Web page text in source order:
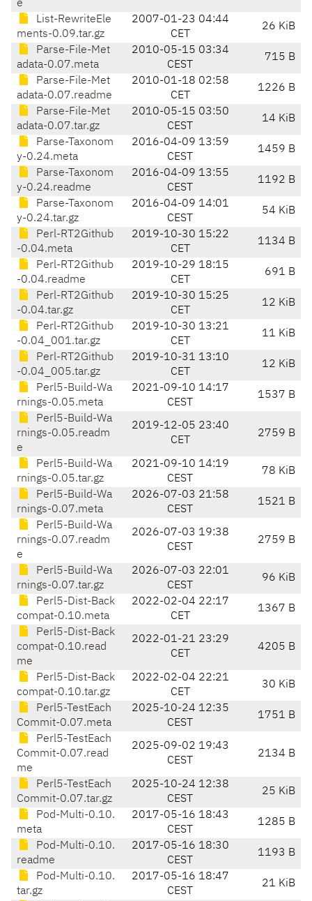
e
List-RewriteEle
ments-0.09.tar.gz
2007-01-23 04:44
CET
26 KiB
Parse-File-Met
adata-0.07.meta
2010-05-15 03:34
CEST
715 B
Parse-File-Met
adata-0.07.readme
2010-01-18 02:58
CET
1226 B
Parse-File-Met
adata-0.07.tar.gz
2010-05-15 03:50
CEST
14 KiB
Parse-Taxonom
y-0.24.meta
2016-04-09 13:59
CEST
1459 B
Parse-Taxonom
y-0.24.readme
2016-04-09 13:55
CEST
1192 B
Parse-Taxonom
y-0.24.tar.gz
2016-04-09 14:01
CEST
54 KiB
Perl-RT2Github
-0.04.meta
2019-10-30 15:22
CET
1134 B
Perl-RT2Github
-0.04.readme
2019-10-29 18:15
CET
691 B
Perl-RT2Github
-0.04.tar.gz
2019-10-30 15:25
CET
12 KiB
Perl-RT2Github
-0.04_001.tar.gz
2019-10-30 13:21
CET
11 KiB
Perl-RT2Github
-0.04_005.tar.gz
2019-10-31 13:10
CET
12 KiB
Perl5-Build-Wa
rnings-0.05.meta
2021-09-10 14:17
CEST
1537 B
Perl5-Build-Wa
rnings-0.05.readm
e
2019-12-05 23:40
CET
2759 B
Perl5-Build-Wa
rnings-0.05.tar.gz
2021-09-10 14:19
CEST
78 KiB
Perl5-Build-Wa
rnings-0.07.meta
2026-07-03 21:58
CEST
1521 B
Perl5-Build-Wa
rnings-0.07.readm
e
2026-07-03 19:38
CEST
2759 B
Perl5-Build-Wa
rnings-0.07.tar.gz
2026-07-03 22:01
CEST
96 KiB
Perl5-Dist-Back
compat-0.10.meta
2022-02-04 22:17
CET
1367 B
Perl5-Dist-Back
compat-0.10.read
me
2022-01-21 23:29
CET
4205 B
Perl5-Dist-Back
compat-0.10.tar.gz
2022-02-04 22:21
CET
30 KiB
Perl5-TestEach
Commit-0.07.meta
2025-10-24 12:35
CEST
1751 B
Perl5-TestEach
Commit-0.07.read
me
2025-09-02 19:43
CEST
2134 B
Perl5-TestEach
Commit-0.07.tar.gz
2025-10-24 12:38
CEST
25 KiB
Pod-Multi-0.10.
meta
2017-05-16 18:43
CEST
1285 B
Pod-Multi-0.10.
readme
2017-05-16 18:30
CEST
1193 B
Pod-Multi-0.10.
tar.gz
2017-05-16 18:47
CEST
21 KiB